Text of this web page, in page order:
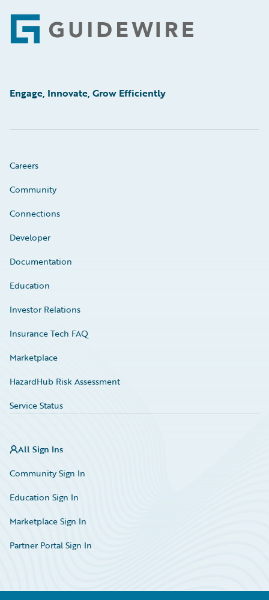
Footer
Engage, Innovate, Grow Efficiently
Careers
Community
Connections
Developer
Documentation
Education
Investor Relations
Insurance Tech FAQ
Marketplace
HazardHub Risk Assessment
Service Status
All Sign Ins
Community Sign In
Education Sign In
Marketplace Sign In
Partner Portal Sign In